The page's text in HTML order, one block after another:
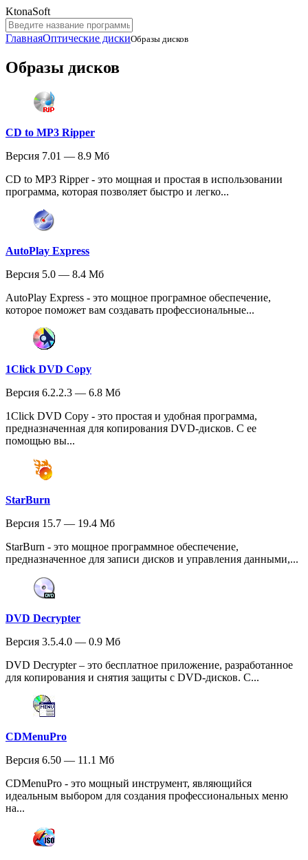
KtonaSoft
ГлавнаяОптические дискиОбразы дисков
Образы дисков
CD to MP3 Ripper
Версия 7.01 — 8.9 Мб
CD to MP3 Ripper - это мощная и простая в использовании
программа, которая позволяет быстро и легко...
AutoPlay Express
Версия 5.0 — 8.4 Мб
AutoPlay Express - это мощное програмное обеспечение,
которое поможет вам создавать профессиональные...
1Click DVD Copy
Версия 6.2.2.3 — 6.8 Мб
1Click DVD Copy - это простая и удобная программа,
предназначенная для копирования DVD-дисков. С ее
помощью вы...
StarBurn
Версия 15.7 — 19.4 Мб
StarBurn - это мощное программное обеспечение,
предназначенное для записи дисков и управления данными,...
DVD Decrypter
Версия 3.5.4.0 — 0.9 Мб
DVD Decrypter – это бесплатное приложение, разработанное
для копирования и снятия защиты с DVD-дисков. С...
CDMenuPro
Версия 6.50 — 11.1 Мб
CDMenuPro - это мощный инструмент, являющийся
идеальным выбором для создания профессиональных меню
на...